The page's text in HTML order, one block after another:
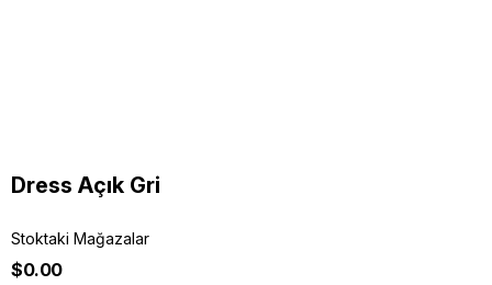
Dress Açık Gri
Stoktaki Mağazalar
$0.00